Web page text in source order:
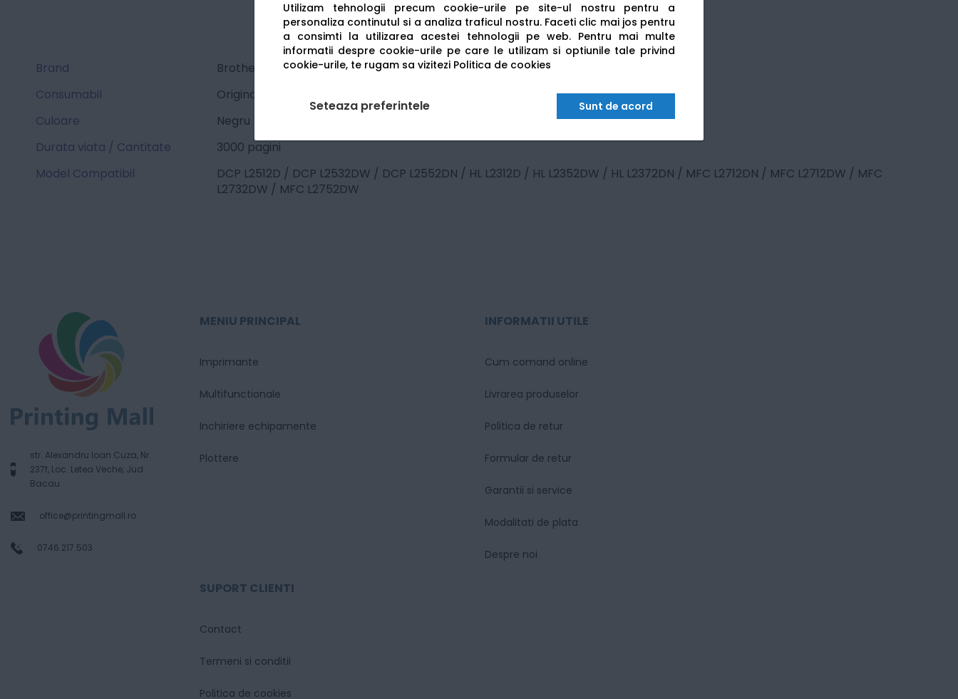
Utilizam tehnologii precum cookie-urile pe site-ul nostru pentru a
personaliza continutul si a analiza traficul nostru. Faceti clic mai jos pentru
a consimti la utilizarea acestei tehnologii pe web. Pentru mai multe
informatii despre cookie-urile pe care le utilizam si optiunile tale privind
cookie-urile, te rugam sa vizitezi Politica de cookies
Seteaza preferintele Sunt de acord
Brand
Brother
Consumabil
Original
Culoare
Negru
Durata viata / Cantitate
3000 pagini
Model Compatibil
DCP L2512D / DCP L2532DW / DCP L2552DN / HL L2312D / HL L2352DW / HL L2372DN / MFC L2712DN / MFC L2712DW / MFC
L2732DW / MFC L2752DW
str. Alexandru Ioan Cuza, Nr.
237f, Loc. Letea Veche, Jud.
Bacau
office@printingmall.ro
0746.217.503
MENIU PRINCIPAL
Imprimante
Multifunctionale
Inchiriere echipamente
Plottere
INFORMATII UTILE
Cum comand online
Livrarea produselor
Politica de retur
Formular de retur
Garantii si service
Modalitati de plata
Despre noi
SUPORT CLIENTI
Contact
Termeni si conditii
Politica de cookies